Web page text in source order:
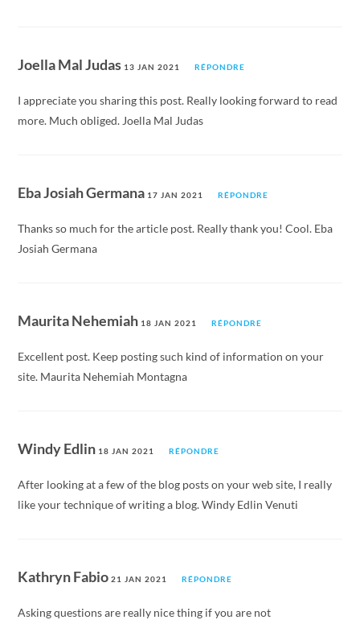
Joella Mal Judas 13 JAN 2021 RÉPONDRE
I appreciate you sharing this post. Really looking forward to read
more. Much obliged. Joella Mal Judas
Eba Josiah Germana 17 JAN 2021 RÉPONDRE
Thanks so much for the article post. Really thank you! Cool. Eba
Josiah Germana
Maurita Nehemiah 18 JAN 2021 RÉPONDRE
Excellent post. Keep posting such kind of information on your
site. Maurita Nehemiah Montagna
Windy Edlin 18 JAN 2021 RÉPONDRE
After looking at a few of the blog posts on your web site, I really
like your technique of writing a blog. Windy Edlin Venuti
Kathryn Fabio21 JAN 2021 RÉPONDRE
Asking questions are really nice thing if you are not